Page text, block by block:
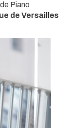
Piano
de Versailles